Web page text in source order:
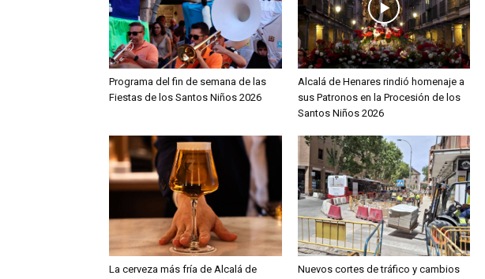
Programa del fin de semana de las
Fiestas de los Santos Niños 2026
Alcalá de Henares rindió homenaje a
sus Patronos en la Procesión de los
Santos Niños 2026
La cerveza más fría de Alcalá de
Nuevos cortes de tráfico y cambios